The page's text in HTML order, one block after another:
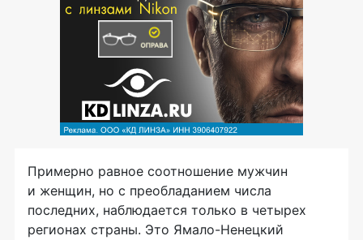
Примерно равное соотношение мужчин
и женщин, но с преобладанием числа
последних,​ наблюдается только в четырех
регионах страны. Это Ямало-Ненецкий